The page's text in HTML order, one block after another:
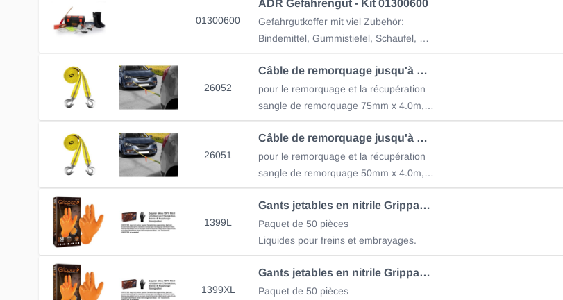
01300600
ADR Gefahrengut - Kit 01300600
Gefahrgutkoffer mit viel Zubehör:
Bindemittel, Gummistiefel, Schaufel, Handschuhe
26052
Câble de remorquage jusqu'à max. force de traction 10to
pour le remorquage et la récupération
sangle de remorquage 75mm x 4.0m, SOB 10-8 cousue directement des deux côtés,
26051
Câble de remorquage jusqu'à max. force de traction 6to
pour le remorquage et la récupération
sangle de remorquage 50mm x 4.0m, SOB 8-8 cousue directement des deux côtés,
1399L
Gants jetables en nitrile Grippaz, taille L
Paquet de 50 pièces
Liquides pour freins et embrayages.
1399XL
Gants jetables en nitrile Grippaz, taille XL
Paquet de 50 pièces